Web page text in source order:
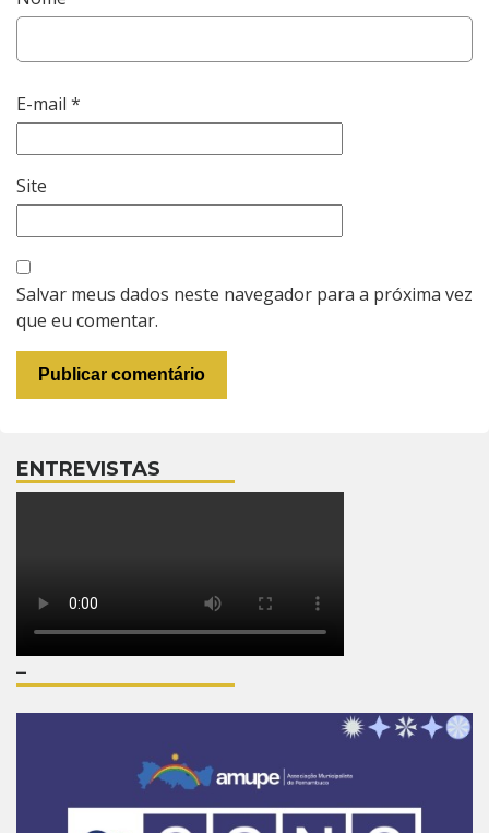
E-mail *
Site
Salvar meus dados neste navegador para a próxima vez
que eu comentar.
ENTREVISTAS
–